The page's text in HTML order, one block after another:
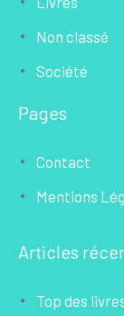
Non classé
Société
Pages
Contact
Mentions
Articles
Top des